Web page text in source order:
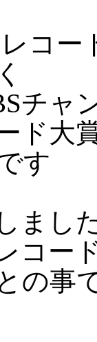
コー
チャ
ド大
す
まし
コー
の事